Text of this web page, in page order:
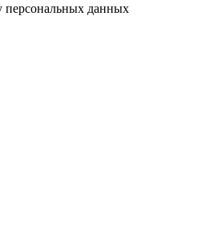
персональных данных